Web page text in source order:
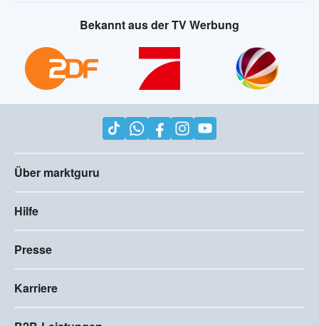
Bekannt aus der TV Werbung
Über marktguru
Hilfe
Presse
Karriere